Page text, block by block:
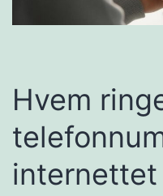
Hvem
internettet